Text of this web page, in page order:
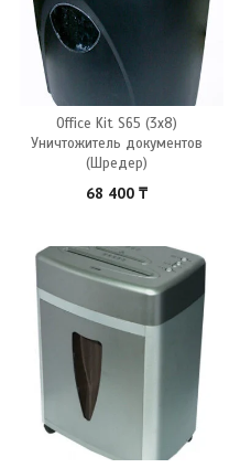
Office Kit S65 (3х8)
Уничтожитель документов
(Шредер)
68 400 ₸